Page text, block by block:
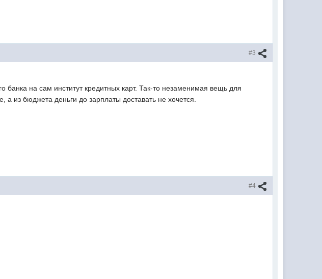
#3
банка на сам институт кредитных карт. Так-то незаменимая вещь для
а из бюджета деньги до зарплаты доставать не хочется.
#4